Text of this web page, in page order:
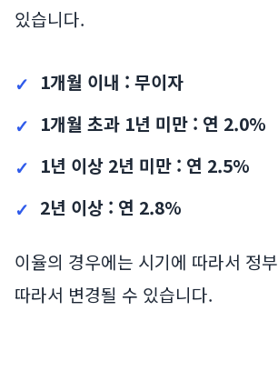
있습니다.
1개월 이내 : 무이자
1개월 초과 1년 미만 : 연 2.0%
1년 이상 2년 미만 : 연 2.5%
2년 이상 : 연 2.8%
이율의 경우에는 시기에 따라서 정
따라서 변경될 수 있습니다.